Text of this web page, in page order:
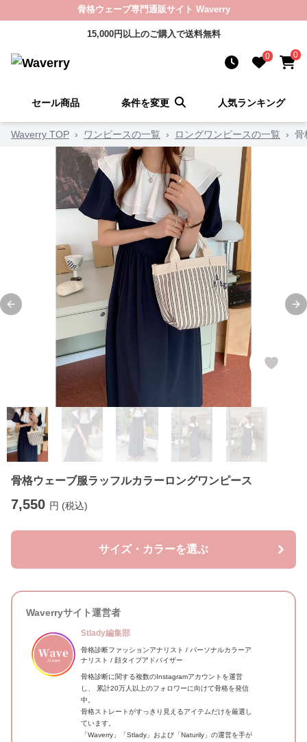
骨格ウェーブ専門通販サイト Waverry
15,000円以上のご購入で送料無料
0 0
セール商品 条件を変更 人気ランキング
Waverry TOP › ワンピースの一覧 › ロングワンピースの一覧 › 骨
Previous slide
骨格ウェーブ服ラッフルカラーロングワンピース
7,550 円 (税込)
サイズ・カラーを選ぶ
Waverryサイト運営者
Stlady編集部
骨格診断ファッションアナリスト / パーソナルカラーア
ナリスト / 顔タイプアドバイザー
骨格診断に関する複数のInstagramアカウントを運営
し、 累計20万人以上のフォロワーに向けて骨格を発信
中。
骨格ストレートがすっきり見えるアイテムだけを厳選し
ています。
「Waverry」「Stlady」および「Naturily」の運営を手が